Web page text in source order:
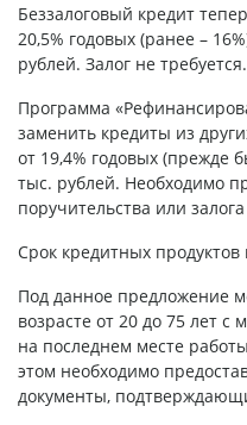
Беззалоговый кредит
20,5% годовых (ранее –
рублей. Залог не требуется.
Программа
заменить кредиты из
от 19,4% годовых (прежде
тыс. рублей. Необходимо
поручительства или
Срок кредитных продуктов
Под данное предложение
возрасте от 20 до 75 лет
на последнем месте
этом необходимо
документы,